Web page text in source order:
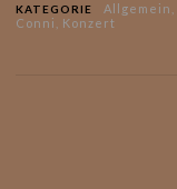
KATEGORIE Allgemein
Conni
Konzert